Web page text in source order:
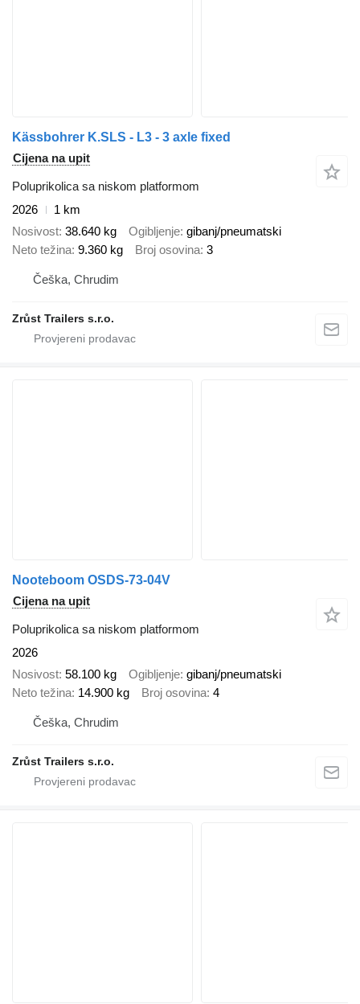
Kässbohrer K.SLS - L3 - 3 axle fixed
Cijena na upit
Poluprikolica sa niskom platformom
2026
1 km
Nosivost 38.640 kg Ogibljenje gibanj/pneumatski
Neto težina 9.360 kg Broj osovina 3
Češka, Chrudim
Zrůst Trailers s.r.o.
Nooteboom OSDS-73-04V
Cijena na upit
Poluprikolica sa niskom platformom
2026
Nosivost 58.100 kg Ogibljenje gibanj/pneumatski
Neto težina 14.900 kg Broj osovina 4
Češka, Chrudim
Zrůst Trailers s.r.o.